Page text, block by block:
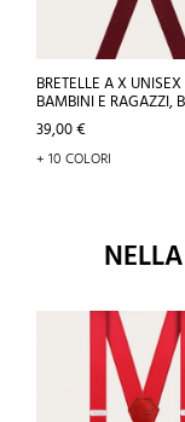
BRETELLE A X UNISEX
BAMBINI E RAGAZZI,
Prezzo
39,00 €
+ 10 COLORI